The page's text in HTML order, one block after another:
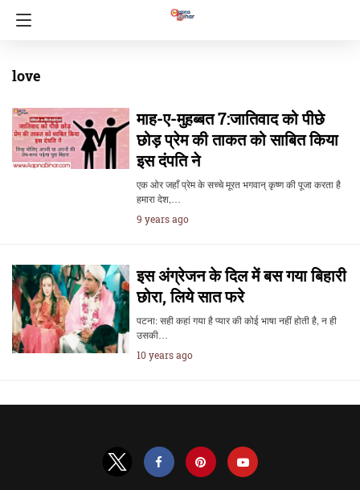
love
माह-ए-मुहब्बत 7:जातिवाद को पीछे
छोड़ प्रेम की ताकत को साबित किया
इस दंपति ने
एक ओर जहाँ प्रेम के सच्चे मूरत भगवान् कृष्ण की पूजा करता है
हमारा देश,…
9 years ago
इस अंग्रेजन के दिल में बस गया बिहारी
छोरा, लिये सात फरे
पटना: सही कहां गया है प्यार की कोई भाषा नहीं होती है, न ही
उसकी…
10 years ago